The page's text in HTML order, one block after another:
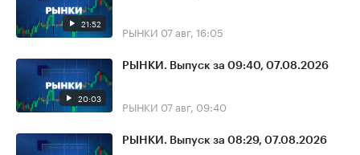
21:52 РЫНКИ 07 авг, 16:05
20:03
РЫНКИ. Выпуск за 09:40, 07.08.2026
РЫНКИ 07 авг, 09:40
РЫНКИ. Выпуск за 08:29, 07.08.2026